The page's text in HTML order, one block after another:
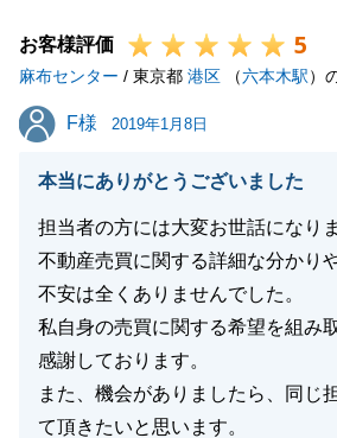
す。リフォームが完成しましたら
思っております。
どうぞ引き続きよろしくお願いい
閉じる
お客様評価 5
麻布センター / 東京都 港区 （六本木駅）
F様
F様 2019年1月8日
本当にありがとうございました
担当者の方には大変お世話になり
不動産売買に関する詳細な分かり
不安は全くありませんでした。
私自身の売買に関する希望を組み
感謝しております。
また、機会がありましたら、同じ
て頂きたいと思います。